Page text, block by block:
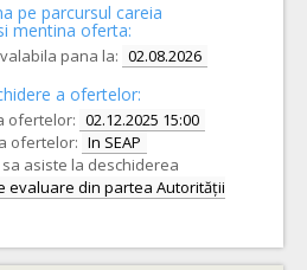
pe parcursul careia
mentina oferta:
pana la: 02.08.2026
a ofertelor:
ofertelor: 02.12.2025 15:00
ofertelor: In SEAP
asiste la deschiderea
evaluare din partea Autorității